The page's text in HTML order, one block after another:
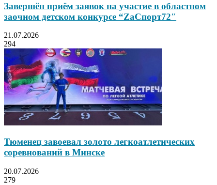
Завершён приём заявок на участие в областном
заочном детском конкурсе “ZаСпорт72″
21.07.2026
294
Тюменец завоевал золото легкоатлетических
соревнований в Минске
20.07.2026
279